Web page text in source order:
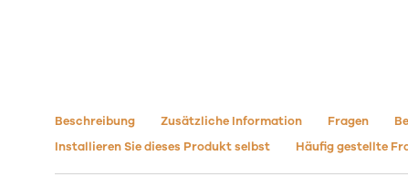
Beschreibung Zusätzliche Information Fragen
Installieren Sie dieses Produkt selbst
Häufig gestellte